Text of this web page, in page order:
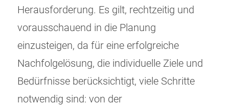
Herausforderung. Es gilt, rechtzeitig und
vorausschauend in die Planung
einzusteigen, da für eine erfolgreiche
Nachfolgelösung, die individuelle Ziele und
Bedürfnisse berücksichtigt, viele Schritte
notwendig sind: von der